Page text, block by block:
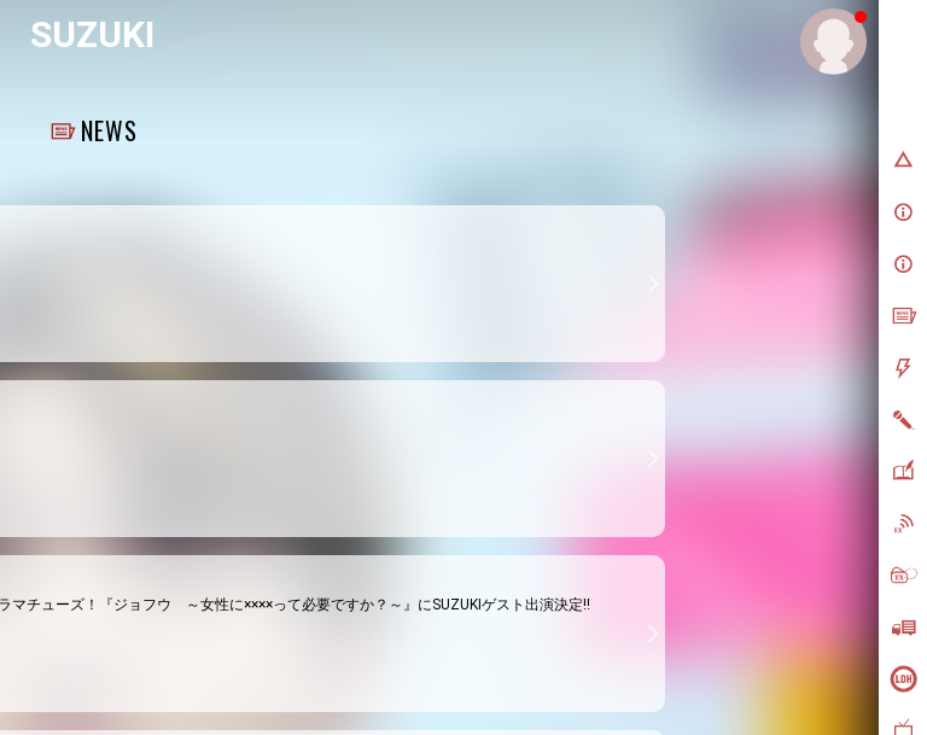
SUZUKI
NEWS
マチューズ！『ジョフウ ～女性に××××って必要ですか？～』にSUZUKIゲスト出演決定!!